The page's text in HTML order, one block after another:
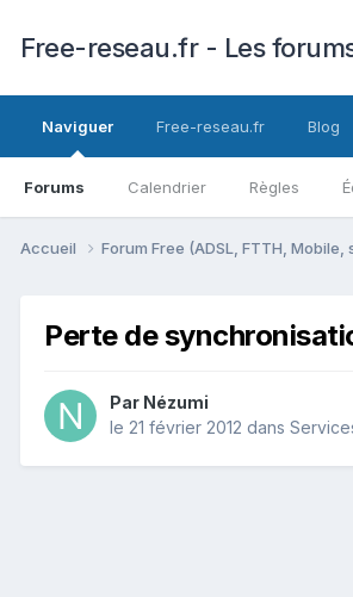
Free-reseau.fr - Les
Naviguer
Forums Calendrier Règles
Free-reseau.fr Blog
Accueil Forum Free (ADSL, FTTH, Mobile,
Perte de
Par Nézumi
le 21 février 2012 dans